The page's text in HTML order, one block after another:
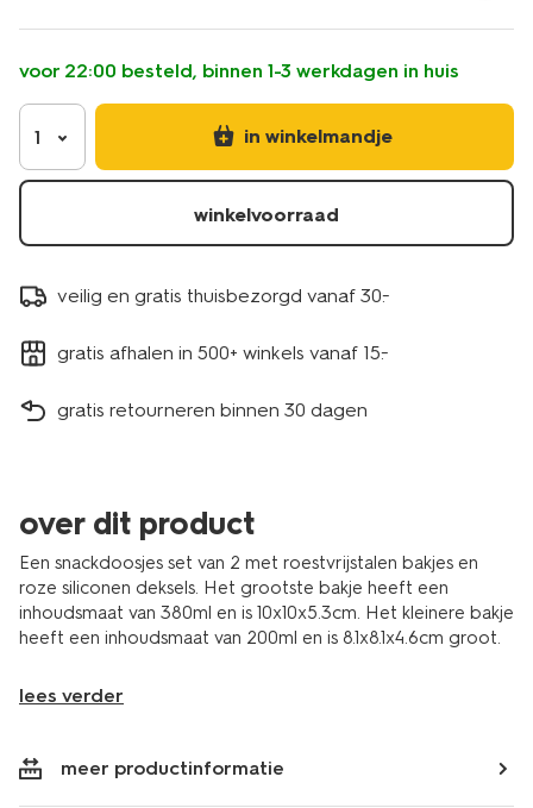
rvs-
-
-2-
stuks-
80650204.html
voor 22:00 besteld, binnen 1-3 werkdagen in huis
1 in winkelmandje
winkelvoorraad
veilig en gratis thuisbezorgd vanaf 30.-
gratis afhalen in 500+ winkels vanaf 15.-
gratis retourneren binnen 30 dagen
over dit product
Een snackdoosjes set van 2 met roestvrijstalen bakjes en
roze siliconen deksels. Het grootste bakje heeft een
inhoudsmaat van 380ml en is 10x10x5.3cm. Het kleinere bakje
heeft een inhoudsmaat van 200ml en is 8.1x8.1x4.6cm groot.
lees verder
meer productinformatie